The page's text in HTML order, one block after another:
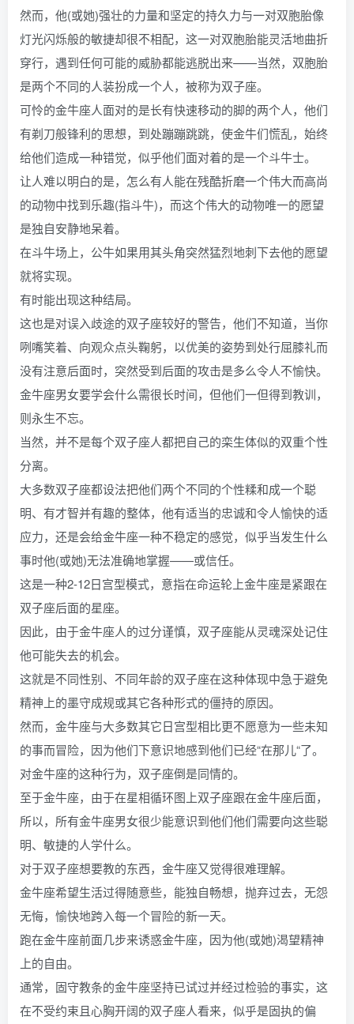
然而，他(或她)强壮的力量和坚定的持久力与一对双胞胎像
灯光闪烁般的敏捷却很不相配，这一对双胞胎能灵活地曲折
穿行，遇到任何可能的威胁都能逃脱出来——当然，双胞胎
是两个不同的人装扮成一个人，被称为双子座。
可怜的金牛座人面对的是长有快速移动的脚的两个人，他们
有剃刀般锋利的思想，到处蹦蹦跳跳，使金牛们慌乱，始终
给他们造成一种错觉，似乎他们面对着的是一个斗牛士。
让人难以明白的是，怎么有人能在残酷折磨一个伟大而高尚
的动物中找到乐趣(指斗牛)，而这个伟大的动物唯一的愿望
是独自安静地呆着。
在斗牛场上，公牛如果用其头角突然猛烈地刺下去他的愿望
就将实现。
有时能出现这种结局。
这也是对误入歧途的双子座较好的警告，他们不知道，当你
咧嘴笑着、向观众点头鞠躬，以优美的姿势到处行屈膝礼而
没有注意后面时，突然受到后面的攻击是多么令人不愉快。
金牛座男女要学会什么需很长时间，但他们一但得到教训，
则永生不忘。
当然，并不是每个双子座人都把自己的栾生体似的双重个性
分离。
大多数双子座都设法把他们两个不同的个性糅和成一个聪
明、有才智并有趣的整体，他有适当的忠诚和令人愉快的适
应力，还是会给金牛座一种不稳定的感觉，似乎当发生什么
事时他(或她)无法准确地掌握——或信任。
这是一种2-12日宫型模式，意指在命运轮上金牛座是紧跟在
双子座后面的星座。
因此，由于金牛座人的过分谨慎，双子座能从灵魂深处记住
他可能失去的机会。
这就是不同性别、不同年龄的双子座在这种体现中急于避免
精神上的墨守成规或其它各种形式的僵持的原因。
然而，金牛座与大多数其它日宫型相比更不愿意为一些未知
的事而冒险，因为他们下意识地感到他们已经“在那儿“了。
对金牛座的这种行为，双子座倒是同情的。
至于金牛座，由于在星相循环图上双子座跟在金牛座后面，
所以，所有金牛座男女很少能意识到他们他们需要向这些聪
明、敏捷的人学什么。
对于双子座想要教的东西，金牛座又觉得很难理解。
金牛座希望生活过得随意些，能独自畅想，抛弃过去，无怨
无悔，愉快地跨入每一个冒险的新一天。
跑在金牛座前面几步来诱惑金牛座，因为他(或她)渴望精神
上的自由。
通常，固守教条的金牛座坚持已试过并经过检验的事实，这
在不受约束且心胸开阔的双子座人看来，似乎是固执的偏